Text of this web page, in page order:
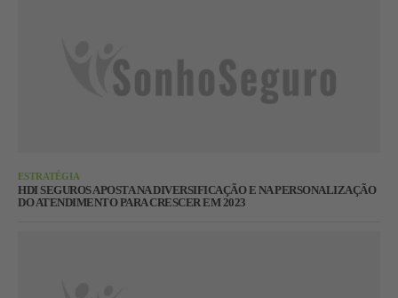
ESTRATÉGIA
HDI SEGUROS APOSTA NA DIVERSIFICAÇÃO E NA PERSONALIZAÇÃO
DO ATENDIMENTO PARA CRESCER EM 2023